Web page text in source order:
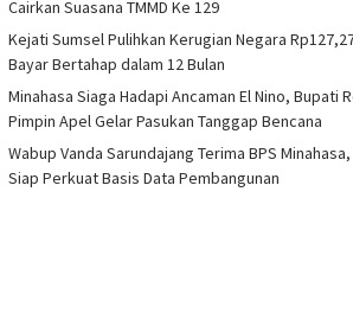
Cairkan Suasana TMMD Ke 129
Kejati Sumsel Pulihkan Kerugian Negara
Bayar Bertahap dalam 12 Bulan
Minahasa Siaga Hadapi Ancaman El Nino, Bupati
Pimpin Apel Gelar Pasukan Tanggap Bencana
Wabup Vanda Sarundajang Terima BPS
Siap Perkuat Basis Data Pembangunan